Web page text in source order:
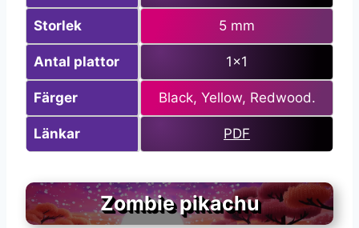
Storlek 5 mm
Antal plattor 1×1
Färger Black, Yellow, Redwood.
Länkar PDF
Zombie pikachu